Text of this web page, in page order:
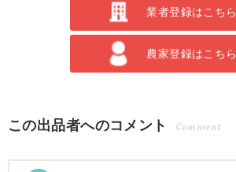
業者登録はこちら
農家登録はこちら
この出品者へのコメント Comment